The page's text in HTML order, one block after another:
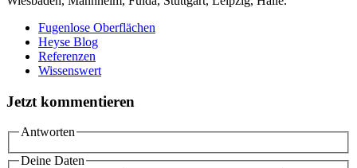
Fugenlose Oberflächen
Heyse Blog
Referenzen
Wissenswert
Jetzt kommentieren
Antworten
Deine Daten